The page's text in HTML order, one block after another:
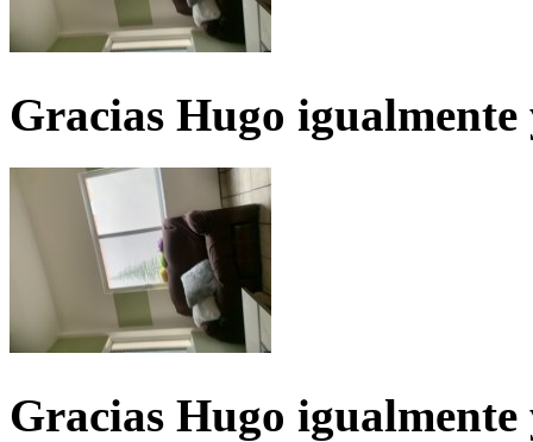
Gracias Hugo igualmente
Gracias Hugo igualmente